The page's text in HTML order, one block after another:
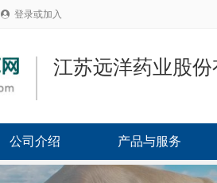
 登录或加入
江苏远洋药业股
公司介绍 产品与服务